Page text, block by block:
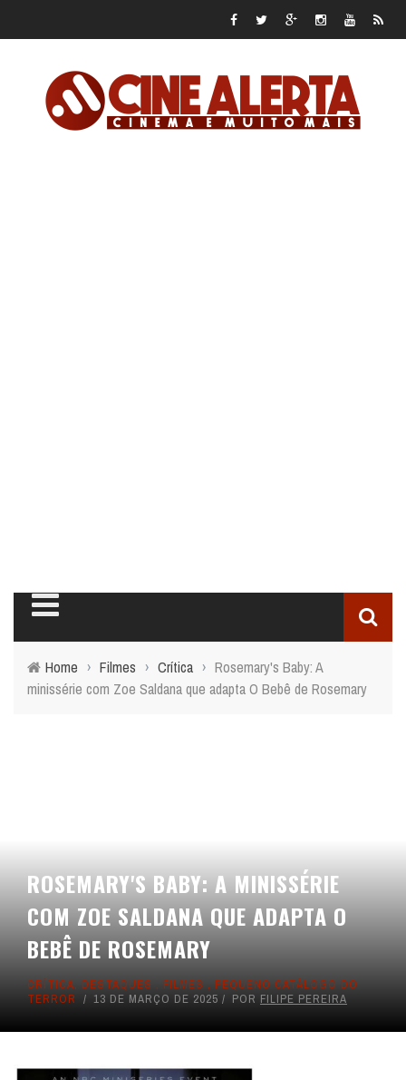
Home › Filmes › Crítica › Rosemary's Baby: A
minissérie com Zoe Saldana que adapta O Bebê de Rosemary
ROSEMARY'S BABY: A MINISSÉRIE
COM ZOE SALDANA QUE ADAPTA O
BEBÊ DE ROSEMARY
CRÍTICA, DESTAQUES , FILMES , PEQUENO CATÁLOGO DO
TERROR
13 DE MARÇO DE 2025 POR FILIPE PEREIRA